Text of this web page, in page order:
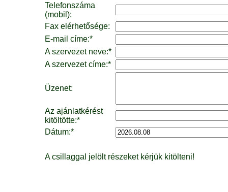
Telefonszáma
(mobil):
Fax elérhetősége:
E-mail címe:*
A szervezet neve:*
A szervezet címe:*
Üzenet:
Az ajánlatkérést
kitöltötte:*
Dátum:*
A csillaggal jelölt részeket kérjük kitölteni!